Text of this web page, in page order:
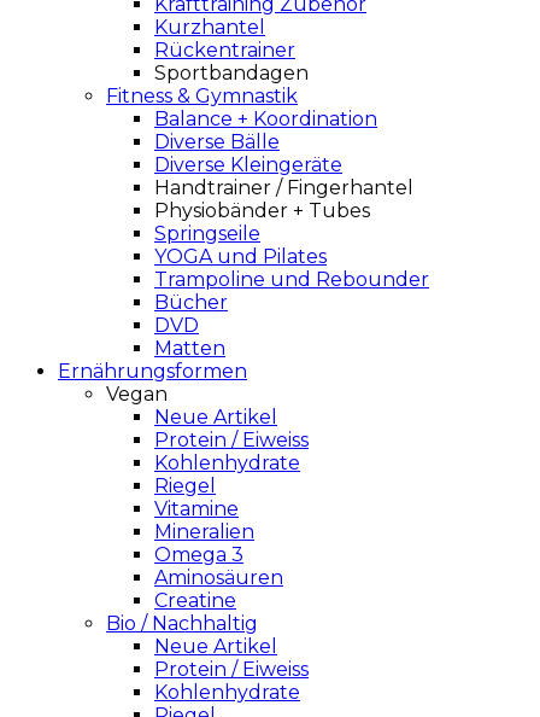
Kurzhantel
Rückentrainer
Sportbandagen
Fitness & Gymnastik
Balance + Koordination
Diverse Bälle
Diverse Kleingeräte
Handtrainer / Fingerhantel
Physiobänder + Tubes
Springseile
YOGA und Pilates
Trampoline und Rebounder
Bücher
DVD
Matten
Ernährungsformen
Vegan
Neue Artikel
Protein / Eiweiss
Kohlenhydrate
Riegel
Vitamine
Mineralien
Omega 3
Aminosäuren
Creatine
Bio / Nachhaltig
Neue Artikel
Protein / Eiweiss
Kohlenhydrate